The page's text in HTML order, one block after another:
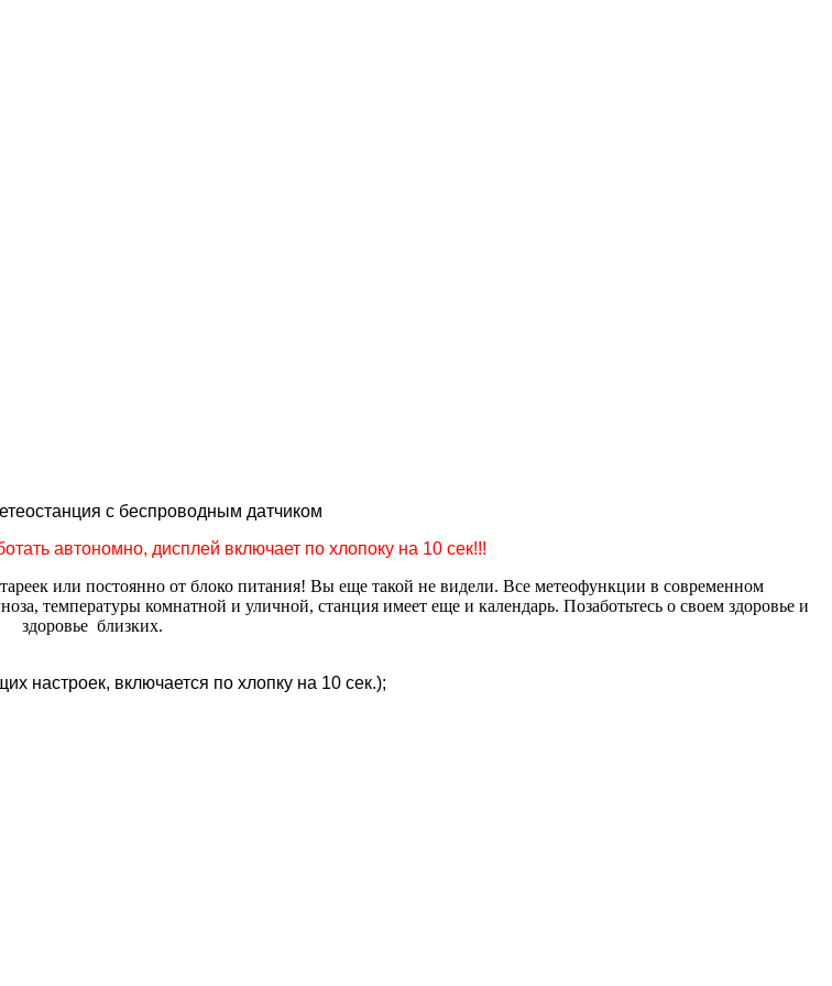
с беспроводным датчиком
автономно, дисплей включает по хлопоку на 10 сек!!!
или постоянно от блоко питания! Вы еще такой не видели. Все метеофункции в современном
температуры комнатной и уличной, станция имеет еще и календарь. Позаботьтесь о своем здоровье и
здоровье близких.
настроек, включается по хлопку на 10 сек.);